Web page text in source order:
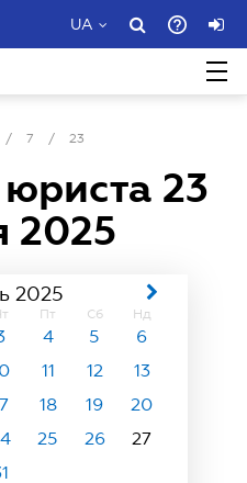
UA
/ 7 / 23
23
2025
2025
Пт Сб Нд
4 5
6
11 12
13
18 19
20
25 26
27